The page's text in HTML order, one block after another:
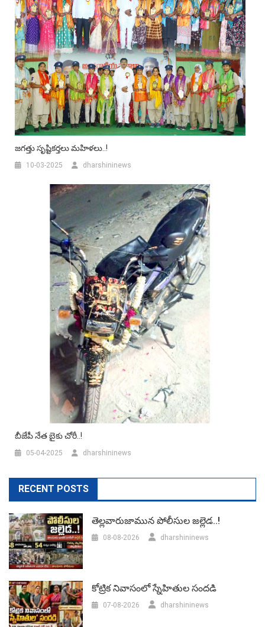
జగత్తు సృష్టికర్తలు మహిళలు..!
10-03-2025 dharshininews
బీజేపీ నేత బైకు చోరీ..!
05-04-2025 dharshininews
RECENT POSTS
తెల్లవారుజామున పోలీసుల జల్లెడ..!
08-08-2026 dharshininews
కోట్రిక నివాసంలో స్నేహితుల సందడి
07-08-2026 dharshininews